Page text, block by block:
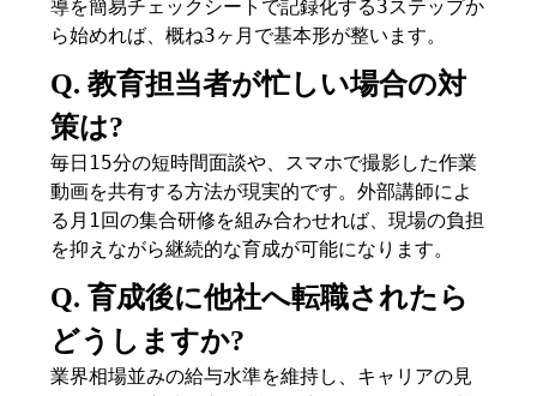
導を簡易チェックシートで記録化する3ステップか
ら始めれば、概ね3ヶ月で基本形が整います。
Q. 教育担当者が忙しい場合の対
策は?
毎日15分の短時間面談や、スマホで撮影した作業
動画を共有する方法が現実的です。外部講師によ
る月1回の集合研修を組み合わせれば、現場の負担
を抑えながら継続的な育成が可能になります。
Q. 育成後に他社へ転職されたら
どうしますか?
業界相場並みの給与水準を維持し、キャリアの見